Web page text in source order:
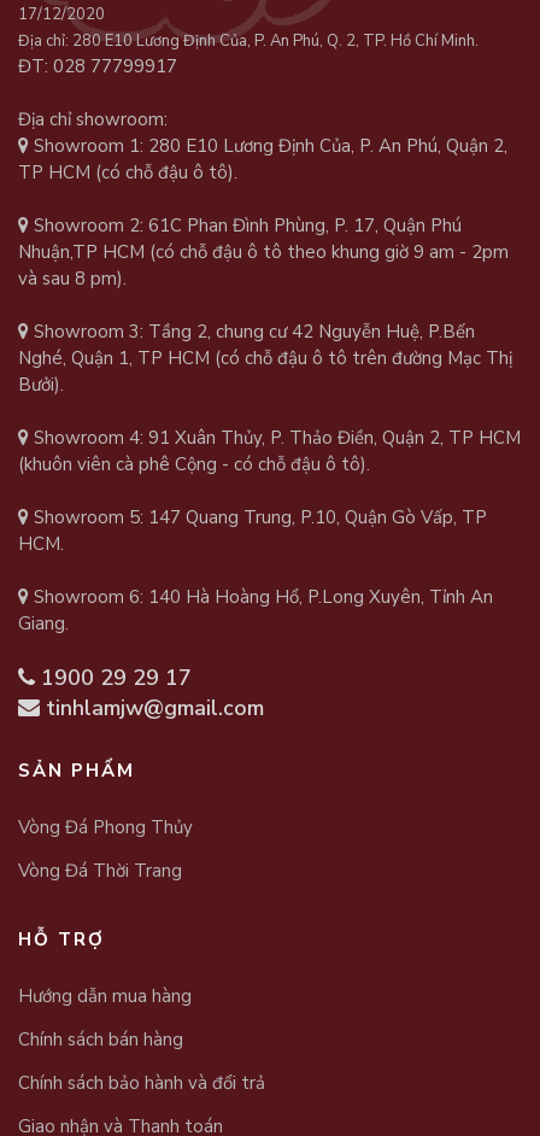
17/12/2020
Địa chỉ: 280 E10 Lương Định Của, P. An Phú, Q. 2, TP. Hồ Chí Minh.
ĐT: 028 77799917
Địa chỉ showroom:
Showroom 1: 280 E10 Lương Định Của, P. An Phú, Quận 2,
TP HCM (có chỗ đậu ô tô).
Showroom 2: 61C Phan Đình Phùng, P. 17, Quận Phú
Nhuận,TP HCM (có chỗ đậu ô tô theo khung giờ 9 am - 2pm
và sau 8 pm).
Showroom 3: Tầng 2, chung cư 42 Nguyễn Huệ, P.Bến
Nghé, Quận 1, TP HCM (có chỗ đậu ô tô trên đường Mạc Thị
Bưởi).
Showroom 4: 91 Xuân Thủy, P. Thảo Điền, Quận 2, TP HCM
(khuôn viên cà phê Cộng - có chỗ đậu ô tô).
Showroom 5: 147 Quang Trung, P.10, Quận Gò Vấp, TP
HCM.
Showroom 6: 140 Hà Hoàng Hổ, P.Long Xuyên, Tỉnh An
Giang.
1900 29 29 17
tinhlamjw@gmail.com
SẢN PHẨM
Vòng Đá Phong Thủy
Vòng Đá Thời Trang
HỖ TRỢ
Hướng dẫn mua hàng
Chính sách bán hàng
Chính sách bảo hành và đổi trả
Giao nhận và Thanh toán